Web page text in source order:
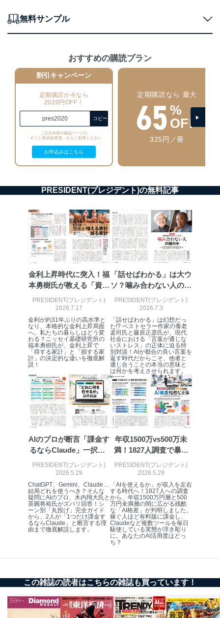
者を識別・認証しています。
外部からの不正アクセス等の防止
個人データを取り扱う機器等にセキュリティ対策
ソフトウェア等を導入し、自動更新 機能等の活用
により、これを最新状態としています。
情報システムの使用に伴う漏洩等の防止
メール等により個人データの含まれるファイルを
送信する場合に、当該ファイルへのパスワードを
設定しています。
個人情報保護マネジメントシステムの継続的改善
当社は、内部監査及びマネジメントレビューの機会を通
貴殿の個人情報及び当社の個人情報保護マネジメントシ
ステムに関するご相談及び苦情については以下までご連
絡ください。
適切、かつ迅速に対応させていただきます。
株式会社富士山マガジンサービス 個人情報問い合わせ
係
TEL：0570-200-223
FAX：03-5459-7073
e-mail：cs@fujisan.co.jp
制定：2005年4月1日
株式会社富士山マガジンサービス
代表取締役会長 西野 伸一郎
個人情報の取扱いについて
１．個人情報保護管理者
当社は以下の個人情報保護管理者を設置し、個人情報保
護管理者の責任のもと、個人情報を取得・アクセス・利
用・提供・管理いたします。
株式会社富士山マガジンサービス
代表取締役会長 西野 伸一郎
個人情報保護管理者: 経営管理グループディレクター 前
２．利用目的
当社が取り扱う開示対象個人情報の利用目的は次のとお
りです。
No
個人情報の種類 利用目的
1 ービス等をご利用
購入商品の配送のため
ｅメール等による商品、サービ
のため
個人が特定できない形で取得した
閲覧履歴や購買履歴等の情報を分
析して、趣味・嗜好に
応じた新商品・サービスに関する
無料サンプル
おすすめの購読プラン
割引キャンペーン
定期購読が今なら
2020円OFF！
pres2020 コピー
ご注文内容の確認ページの
「ギフト券登録/変更」からご利用ください
お申込みはこちら
定期購読なら 最大
65 %
OFF
325円／冊
PRESIDENT(プレジデント)の無料記事
金利上昇時代に突入！福
本勇樹氏が教える「資産
が増える家...
PRESIDENT(プレジデント)
2026.7.17
金利が約31年ぶりの高水準と
なり、本格的な金利上昇局面
へ。私たちの暮らしはどう変
わる？ニッセイ基礎研究所の
福本勇樹氏が、金利上昇で
「得する家計」と「損する家
計」の決定的な違いを徹底解
説！
「話せばわかる」は大ウ
ソ？噛み合わない人の頭
の中
PRESIDENT(プレジデント)
2026.7.3
「話せばわかる」は幻想だっ
た!? ベストセラー作家の養老
孟司氏と藤原正彦氏が、現代
社会における「言葉が通じな
いストレス」の正体に迫る特
別対談！AIが都合の良い言葉を
返す時代だからこそ、他者と
通じ合うことの本当の意味と
は何かを考えさせられます。
AIのプロが断言「課金す
るならClaude」一択！3
大...
PRESIDENT(プレジデント)
2026.5.29
ChatGPT、Gemini、Claude…
結局どれを使うべき？そんな
疑問にAIのプロ、木内翔大氏と
茶圓将裕氏がズバリ回答！シ
ーン別「丸投げ」完全ガイド
から、2人が「1つだけ課金す
るならClaude」と断言する理
由まで徹底解説します。
年収1500万vs500万未
満！1827人調査で暴か
れ...
PRESIDENT(プレジデント)
2026.5.29
「AIを使えるか」が収入を左右
する時代へ！1827人への調査
から、年収1500万円層と500
万円未満層の間に広がる残酷
な「AI格差」が判明しました。
稼ぐ人ほど有料版に課金し、
Claudeなど複数ツールを毎日
駆使している実態が浮き彫り
に。あなたのAI活用度はどっ
ち？
この雑誌の読者はこちらの雑誌も買っています！